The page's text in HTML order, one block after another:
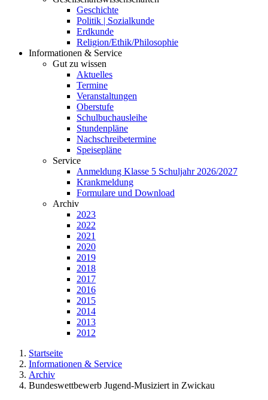
Geschichte
Politik | Sozialkunde
Erdkunde
Religion/Ethik/Philosophie
Informationen & Service
Gut zu wissen
Aktuelles
Termine
Veranstaltungen
Oberstufe
Schulbuchausleihe
Stundenpläne
Nachschreibetermine
Speisepläne
Service
Anmeldung Klasse 5 Schuljahr 2026/2027
Krankmeldung
Formulare und Download
Archiv
2023
2022
2021
2020
2019
2018
2017
2016
2015
2014
2013
2012
Startseite
Informationen & Service
Archiv
Bundeswettbewerb Jugend-Musiziert in Zwickau